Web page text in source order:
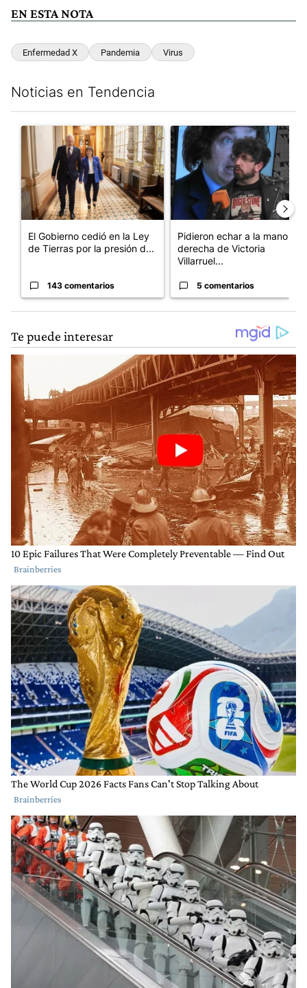
EN ESTA NOTA
Enfermedad X Pandemia Virus
Noticias en Tendencia
Un artículo de tendencia con el título "El Gobierno cedió en
El Gobierno cedió en la Ley
de Tierras por la presión d...
143 comentarios
Un artículo de tendencia con
Pidieron echar a la mano
derecha de Victoria
Villarruel...
5 comentarios